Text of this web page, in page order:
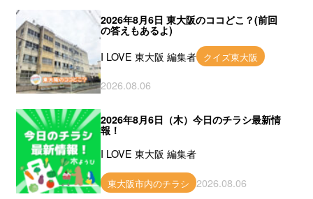
2026年8月6日 東大阪のココどこ？(前回
の答えもあるよ)
I LOVE 東大阪 編集者 クイズ東大阪
2026.08.06
2026年8月6日（木）今日のチラシ最新情
報！
I LOVE 東大阪 編集者
東大阪市内のチラシ 2026.08.06